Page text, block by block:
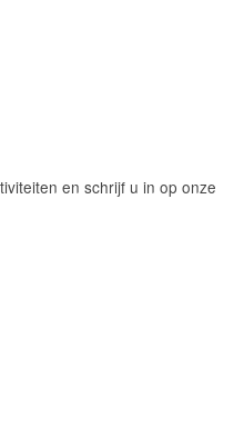
en schrijf u in op onze